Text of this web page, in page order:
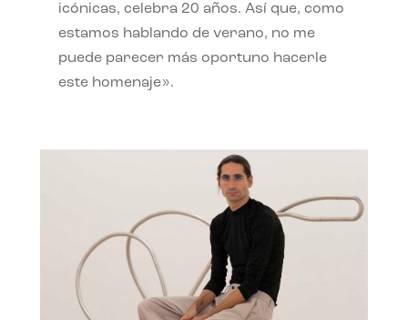
icónicas, celebra 20 años. Así que, como
estamos hablando de verano, no me
puede parecer más oportuno hacerle
este homenaje».